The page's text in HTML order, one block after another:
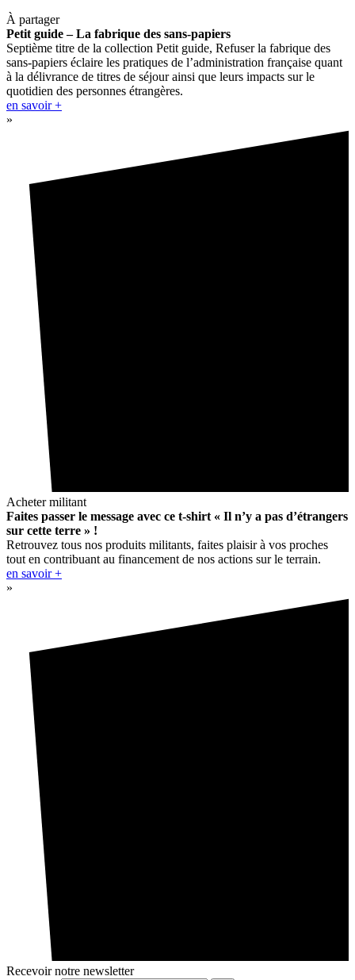
À partager
Petit guide – La fabrique des sans-papiers
Septième titre de la collection Petit guide, Refuser la fabrique des
sans-papiers éclaire les pratiques de l’administration française quant
à la délivrance de titres de séjour ainsi que leurs impacts sur le
quotidien des personnes étrangères.
en savoir +
»
Acheter militant
Faites passer le message avec ce t-shirt « Il n’y a pas d’étrangers
sur cette terre » !
Retrouvez tous nos produits militants, faites plaisir à vos proches
tout en contribuant au financement de nos actions sur le terrain.
en savoir +
»
Recevoir notre newsletter